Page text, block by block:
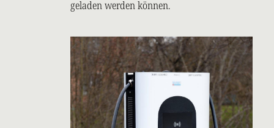
geladen werden können.